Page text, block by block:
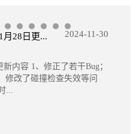
月28日更... 2024-11-30
内容 1、修正了若干Bug；
修改了碰撞检查失效等问
...